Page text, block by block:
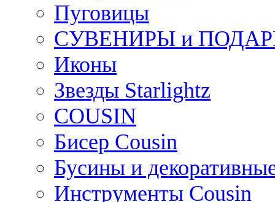
Пуговицы
СУВЕНИРЫ и
Иконы
Звезды Starlightz
COUSIN
Бисер Cousin
Бусины и
Инструменты Cousin